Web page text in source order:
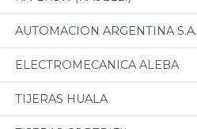
AUTOMACION ARGENTINA S.A.
ELECTROMECANICA ALEBA
TIJERAS HUALA